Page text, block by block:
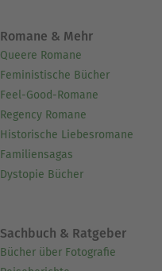
Romane & Mehr
Queere Romane
Feministische Bücher
Feel-Good-Romane
Regency Romane
Historische Liebesromane
Familiensagas
Dystopie Bücher
Sachbuch & Ratgeber
Bücher über Fotografie